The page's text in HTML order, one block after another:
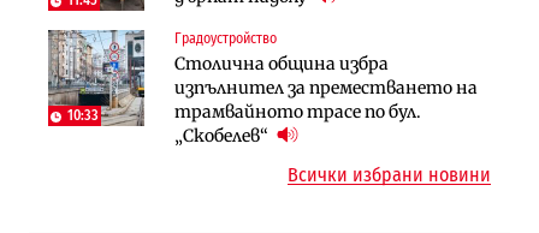
10:33
Градоустройство
Столична община избра
изпълнител за преместването на
трамвайното трасе по бул.
„Скобелев“
Търново
Градоустройство
Шест кандидата с интерес към
надзора на двете метростанции в
Инфраструктура
Вторият мост над Варненското
езеро става част от бъдещата
магистрала „Черно море“
Всички избрани новини